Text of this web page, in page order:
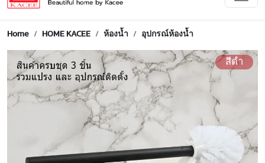
Home HOME KACEE ห้องน้ำ อุปกรณ์ห้องน้ำ
สีดำ